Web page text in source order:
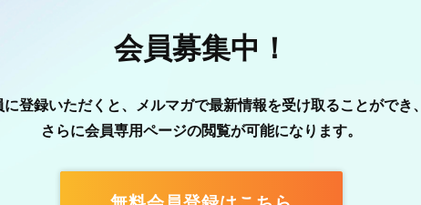
会員募集中！
に登録いただくと、メルマガで最新情報を受け取ることができ、
さらに会員専用ページの閲覧が可能になります。